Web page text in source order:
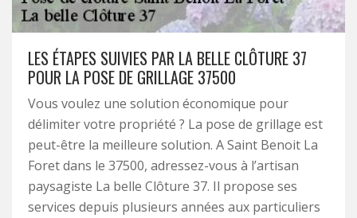
LES ÉTAPES SUIVIES PAR LA BELLE CLÔTURE 37
POUR LA POSE DE GRILLAGE 37500
Vous voulez une solution économique pour
délimiter votre propriété ? La pose de grillage est
peut-être la meilleure solution. A Saint Benoit La
Foret dans le 37500, adressez-vous à l’artisan
paysagiste La belle Clôture 37. Il propose ses
services depuis plusieurs années aux particuliers